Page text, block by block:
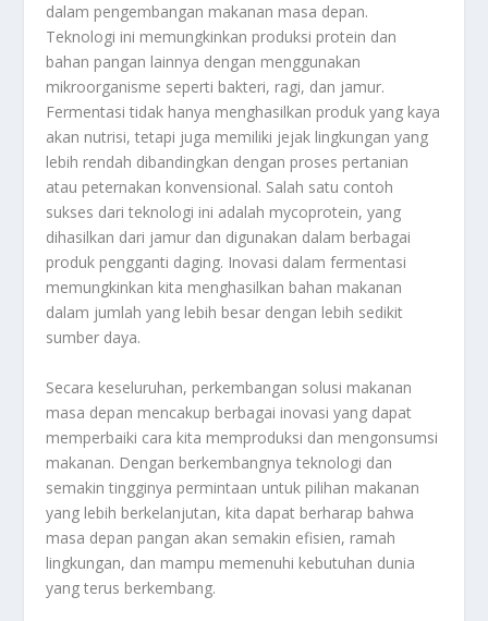
dalam pengembangan makanan masa depan.
Teknologi ini memungkinkan produksi protein dan
bahan pangan lainnya dengan menggunakan
mikroorganisme seperti bakteri, ragi, dan jamur.
Fermentasi tidak hanya menghasilkan produk yang kaya
akan nutrisi, tetapi juga memiliki jejak lingkungan yang
lebih rendah dibandingkan dengan proses pertanian
atau peternakan konvensional. Salah satu contoh
sukses dari teknologi ini adalah mycoprotein, yang
dihasilkan dari jamur dan digunakan dalam berbagai
produk pengganti daging. Inovasi dalam fermentasi
memungkinkan kita menghasilkan bahan makanan
dalam jumlah yang lebih besar dengan lebih sedikit
sumber daya.
Secara keseluruhan, perkembangan solusi makanan
masa depan mencakup berbagai inovasi yang dapat
memperbaiki cara kita memproduksi dan mengonsumsi
makanan. Dengan berkembangnya teknologi dan
semakin tingginya permintaan untuk pilihan makanan
yang lebih berkelanjutan, kita dapat berharap bahwa
masa depan pangan akan semakin efisien, ramah
lingkungan, dan mampu memenuhi kebutuhan dunia
yang terus berkembang.